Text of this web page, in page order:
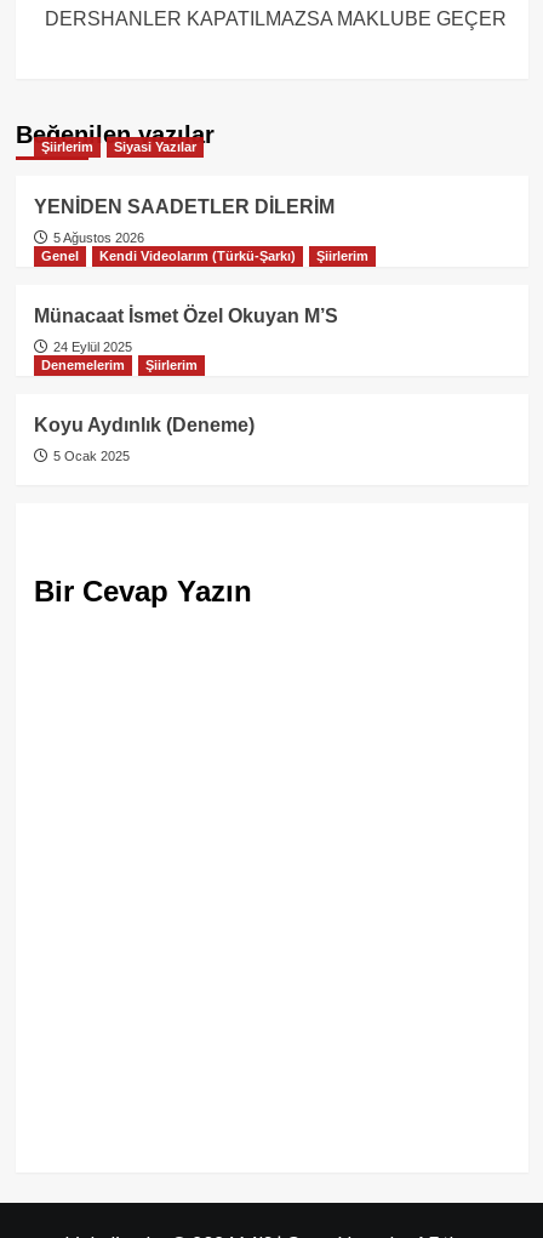
DERSHANLER KAPATILMAZSA MAKLUBE GEÇER
Beğenilen yazılar
Şiirlerim Siyasi Yazılar
YENİDEN SAADETLER DİLERİM
5 Ağustos 2026
Genel
Kendi Videolarım (Türkü-Şarkı) Şiirlerim
Münacaat İsmet Özel Okuyan M’S
24 Eylül 2025
Denemelerim
Şiirlerim
Koyu Aydınlık (Deneme)
5 Ocak 2025
Bir Cevap Yazın